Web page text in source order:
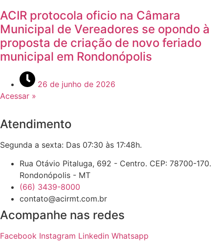
ACIR protocola oficio na Câmara
Municipal de Vereadores se opondo à
proposta de criação de novo feriado
municipal em Rondonópolis
26 de junho de 2026
Acessar »
Atendimento
Segunda a sexta: Das 07:30 às 17:48h.
Rua Otávio Pitaluga, 692 - Centro. CEP: 78700-170.
Rondonópolis - MT
(66) 3439-8000
contato@acirmt.com.br
Acompanhe nas redes
Facebook Instagram Linkedin Whatsapp